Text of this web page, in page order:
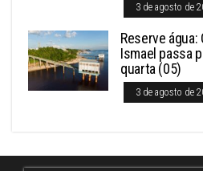
3 de agosto de
Reserve
Ismael passa
quarta (05)
3 de agosto de